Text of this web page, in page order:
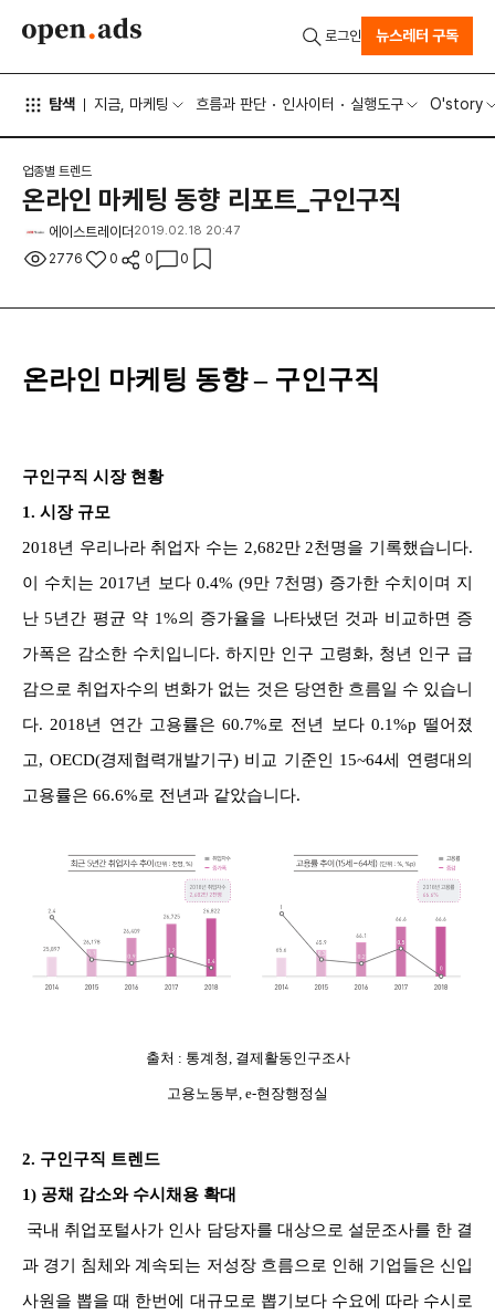
탐색 지금, 마케팅 흐름과 판단 인사이터 실행도구 O'story
로그인 뉴스레터 구독
업종별 트렌드
온라인 마케팅 동향 리포트_구인구직
에이스트레이더 2019.02.18 20:47
2776 0 0 0
온라인 마케팅 동향 – 구인구직
구인구직 시장 현황
1. 시장 규모
2018년 우리나라 취업자 수는 2,682만 2천명을 기록했습니다.
이 수치는 2017년 보다 0.4% (9만 7천명) 증가한 수치이며 지
난 5년간 평균 약 1%의 증가율을 나타냈던 것과 비교하면 증
가폭은 감소한 수치입니다. 하지만 인구 고령화, 청년 인구 급
감으로 취업자수의 변화가 없는 것은 당연한 흐름일 수 있습니
다. 2018년 연간 고용률은 60.7%로 전년 보다 0.1%p 떨어졌
고, OECD(경제협력개발기구) 비교 기준인 15~64세 연령대의
고용률은 66.6%로 전년과 같았습니다.
출처 : 통계청, 결제활동인구조사
고용노동부, e-현장행정실
2. 구인구직 트렌드
1) 공채 감소와 수시채용 확대
국내 취업포털사가 인사 담당자를 대상으로 설문조사를 한 결
과 경기 침체와 계속되는 저성장 흐름으로 인해 기업들은 신입
사원을 뽑을 때 한번에 대규모로 뽑기보다 수요에 따라 수시로